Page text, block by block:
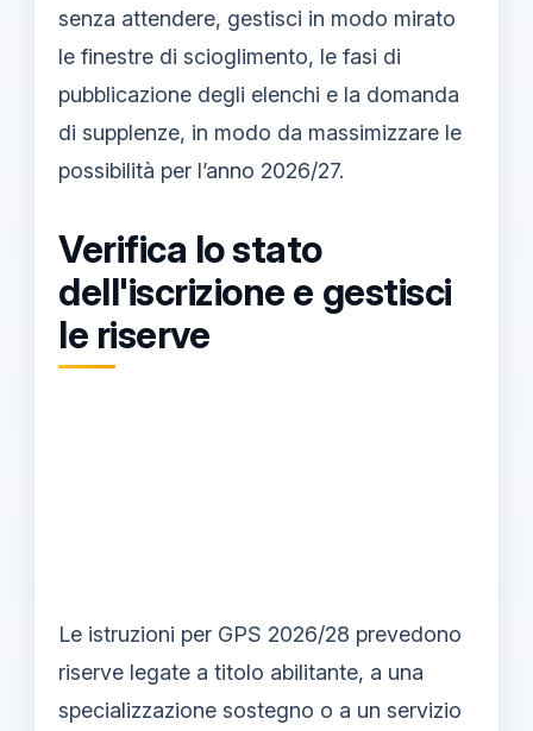
senza attendere, gestisci in modo mirato
le finestre di scioglimento, le fasi di
pubblicazione degli elenchi e la domanda
di supplenze, in modo da massimizzare le
possibilità per l’anno 2026/27.
Verifica lo stato
dell'iscrizione e gestisci
le riserve
Le istruzioni per GPS 2026/28 prevedono
riserve legate a titolo abilitante, a una
specializzazione sostegno o a un servizio